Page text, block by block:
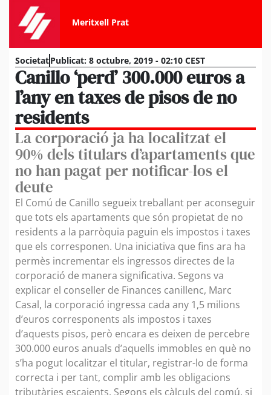
Meritxell Prat
SocietatPublicat: 8 octubre, 2019 - 02:10 CEST
Canillo ‘perd’ 300.000 euros a
l’any en taxes de pisos de no
residents
La corporació ja ha localitzat el
90% dels titulars d’apartaments que
no han pagat per notificar-los el
deute
El Comú de Canillo segueix treballant per aconseguir
que tots els apartaments que són propietat de no
residents a la parròquia paguin els impostos i taxes
que els corresponen. Una iniciativa que fins ara ha
permès incrementar els ingressos directes de la
corporació de manera significativa. Segons va
explicar el conseller de Finances canillenc, Marc
Casal, la corporació ingressa cada any 1,5 milions
d’euros corresponents als impostos i taxes
d’aquests pisos, però encara es deixen de percebre
300.000 euros anuals d’aquells immobles en què no
s’ha pogut localitzar el titular, registrar-lo de forma
correcta i per tant, complir amb les obligacions
tributàries escaients. Segons els càlculs del comú, si